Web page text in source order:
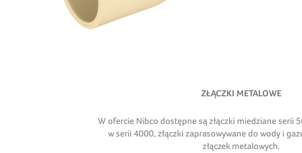
ZŁĄCZKI METALOWE
W ofercie Nibco dostępne są złączki miedziane serii
w serii 4000, złączki zaprasowywane do wody i
złączek metalowych.